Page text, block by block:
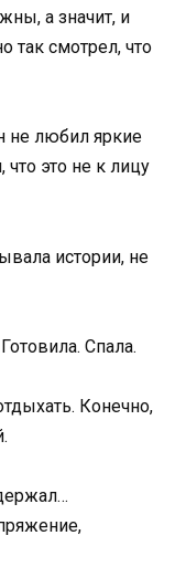
а значит, и
так смотрел, что
не любил яркие
это не к лицу
истории, не
Спала.
Конечно,